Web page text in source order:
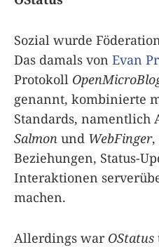
Sozial wurde
Das damals von Evan
Protokoll
genannt, kombinierte
Standards, namentlich
Salmon und WebFinger,
Beziehungen, Status-
Interaktionen
machen.
Allerdings war OStatus